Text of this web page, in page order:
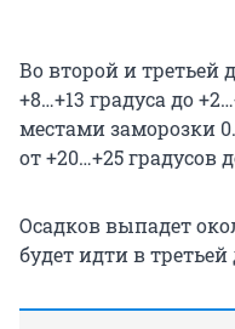
Во второй и третьей
+8…+13 градуса до
местами заморозки
от +20…+25 градусов
Осадков выпадет
будет идти в третьей